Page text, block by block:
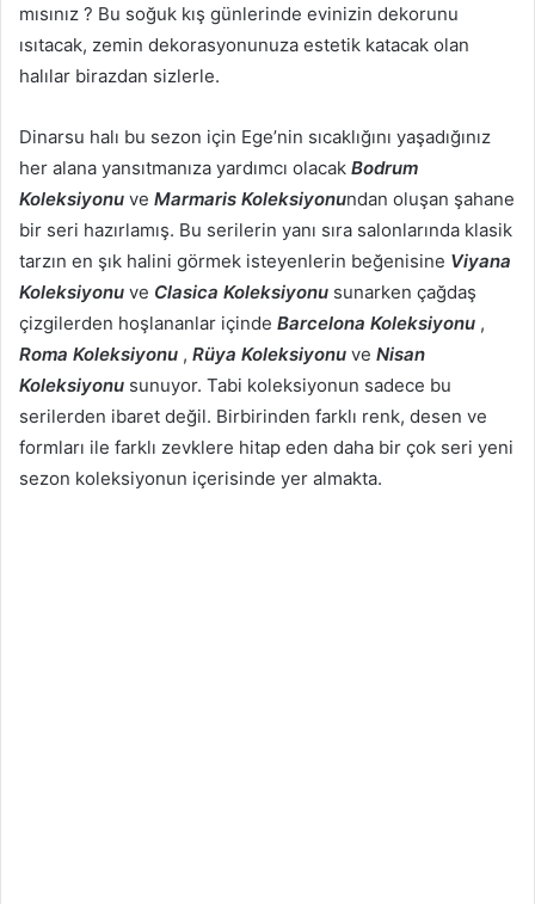
mısınız ? Bu soğuk kış günlerinde evinizin dekorunu
ısıtacak, zemin dekorasyonunuza estetik katacak olan
halılar birazdan sizlerle.
Dinarsu halı bu sezon için Ege’nin sıcaklığını yaşadığınız
her alana yansıtmanıza yardımcı olacak Bodrum
Koleksiyonu ve Marmaris Koleksiyonundan oluşan şahane
bir seri hazırlamış. Bu serilerin yanı sıra salonlarında klasik
tarzın en şık halini görmek isteyenlerin beğenisine Viyana
Koleksiyonu ve Clasica Koleksiyonu sunarken çağdaş
çizgilerden hoşlananlar içinde Barcelona Koleksiyonu ,
Roma Koleksiyonu , Rüya Koleksiyonu ve Nisan
Koleksiyonu sunuyor. Tabi koleksiyonun sadece bu
serilerden ibaret değil. Birbirinden farklı renk, desen ve
formları ile farklı zevklere hitap eden daha bir çok seri yeni
sezon koleksiyonun içerisinde yer almakta.